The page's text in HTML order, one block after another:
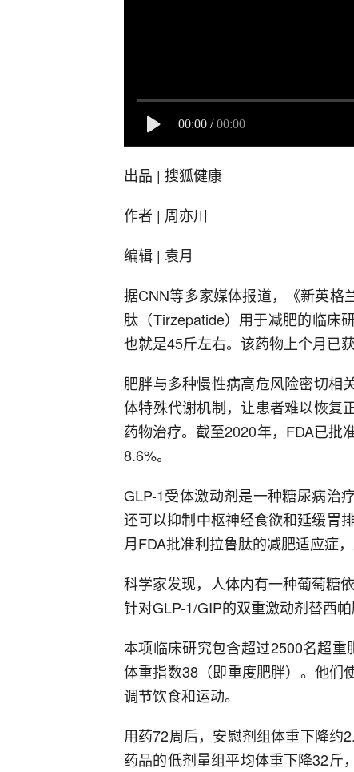
00:00 / 00:00
出品 | 搜狐健康
作者 | 周亦川
编辑 | 袁月
据CNN等多家媒体报道，《新英格
肽（Tirzepatide）用于减肥的临床
也就是45斤左右。该药物上个月已
肥胖与多种慢性病高危风险密切相
体特殊代谢机制，让患者难以恢复
药物治疗。截至2020年，FDA已
8.6%。
GLP-1受体激动剂是一种糖尿病治
还可以抑制中枢神经食欲和延缓胃
月FDA批准利拉鲁肽的减肥适应症
科学家发现，人体内有一种葡萄糖
针对GLP-1/GIP的双重激动剂替西
本项临床研究包含超过2500名超
体重指数38（即重度肥胖）。他们
调节饮食和运动。
用药72周后，安慰剂组体重下降
药品的低剂量组平均体重下降32斤